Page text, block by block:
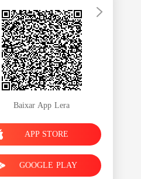
Baixar App Lera
APP STORE
GOOGLE PLAY